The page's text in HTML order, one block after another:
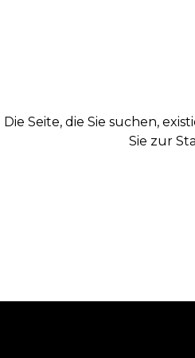
Die Seite, die Sie suchen,
Sie zur